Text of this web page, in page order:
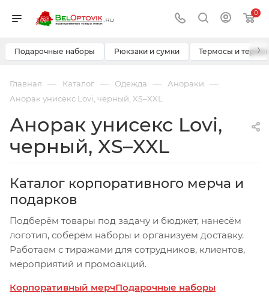
0
Подарочные наборы Рюкзаки и сумки Термосы и ›
Главная — Каталог — Одежда — Анораки —
Анорак унисекс Lovi, черный, XS–XXL
Анорак унисекс Lovi,
черный, XS–XXL
Каталог корпоративного мерча и
подарков
Подберём товары под задачу и бюджет, нанесём
логотип, соберём наборы и организуем доставку.
Работаем с тиражами для сотрудников, клиентов,
мероприятий и промоакций.
Корпоративный мерчПодарочные наборы